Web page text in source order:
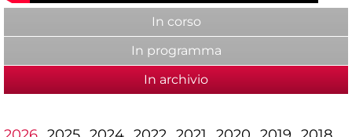
In corso
In programma
In archivio